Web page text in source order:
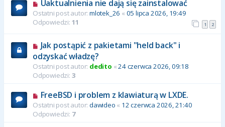
Uaktualnienia nie dają się zainstalować
Ostatni post autor: mlotek_26 « 05 lipca 2026, 19:49
Odpowiedzi: 11 1 2
Jak postąpić z pakietami "held back" i
odzyskać władzę?
Ostatni post autor: dedito «24 czerwca 2026, 09:18
Odpowiedzi: 3
FreeBSD i problem z klawiaturą w LXDE.
Ostatni post autor: dawideo « 12 czerwca 2026, 21:40
Odpowiedzi: 7